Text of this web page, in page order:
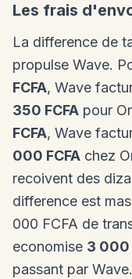
Les frais
La difference de
propulse Wave.
FCFA, Wave
350 FCFA pour
FCFA, Wave
000 FCFA chez
recoivent des
difference est
000 FCFA de
economise 3 000
passant par Wave.